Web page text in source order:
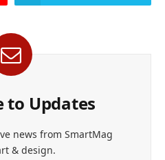
to Updates
news from SmartMag
& design.